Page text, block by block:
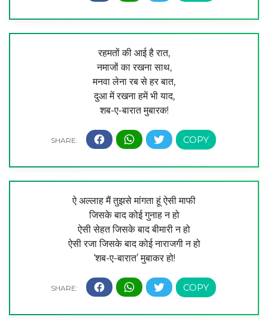
रहमतों की आई है रात,
नमाजों का रखना साथ,
मनवा लेना रब से हर बात,
दुआ में रखना हमें भी याद,
शब-ए-बारात मुबारक!
ऐ अल्‍लाह मैं तुझसे मांगता हूं ऐसी माफी
जिसके बाद कोई गुनाह न हो
ऐसी सेहत जिसके बाद बीमारी न हो
ऐसी रजा जिसके बाद कोई नाराजगी न हो
‘शब-ए-बारात’ मुबाकर हो!